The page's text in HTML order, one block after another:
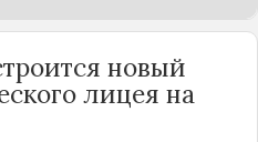
новый
лицея на